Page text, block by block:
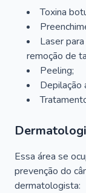
Toxina
Laser
remoção de
Peeling;
Depilação
Essa área se
prevenção do
dermatologista: